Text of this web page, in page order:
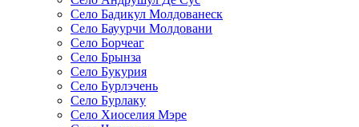
Село Бадикул Молдованеск
Село Бауурчи Молдовани
Село Борчеаг
Село Брынза
Село Букурия
Село Бурлэчень
Село Бурлаку
Село Хиоселия Мэре